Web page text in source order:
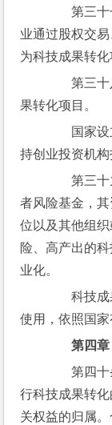
第三十七
业通过股权交
为科技成果转化
第三十八
果转化项目。
国家设立
持创业投资机构
第三十九
者风险基金，
位以及其他组
险、高产出的
业化。
科技成果
使用，依照国家
第四
第四十条
行科技成果转
关权益的归属